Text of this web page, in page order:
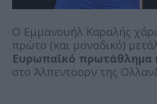
Ο Εμμανουήλ Καραλής
πρώτο (και μοναδικό)
Ευρωπαϊκό πρωτάθλημα
στο Άλπεντοορν της